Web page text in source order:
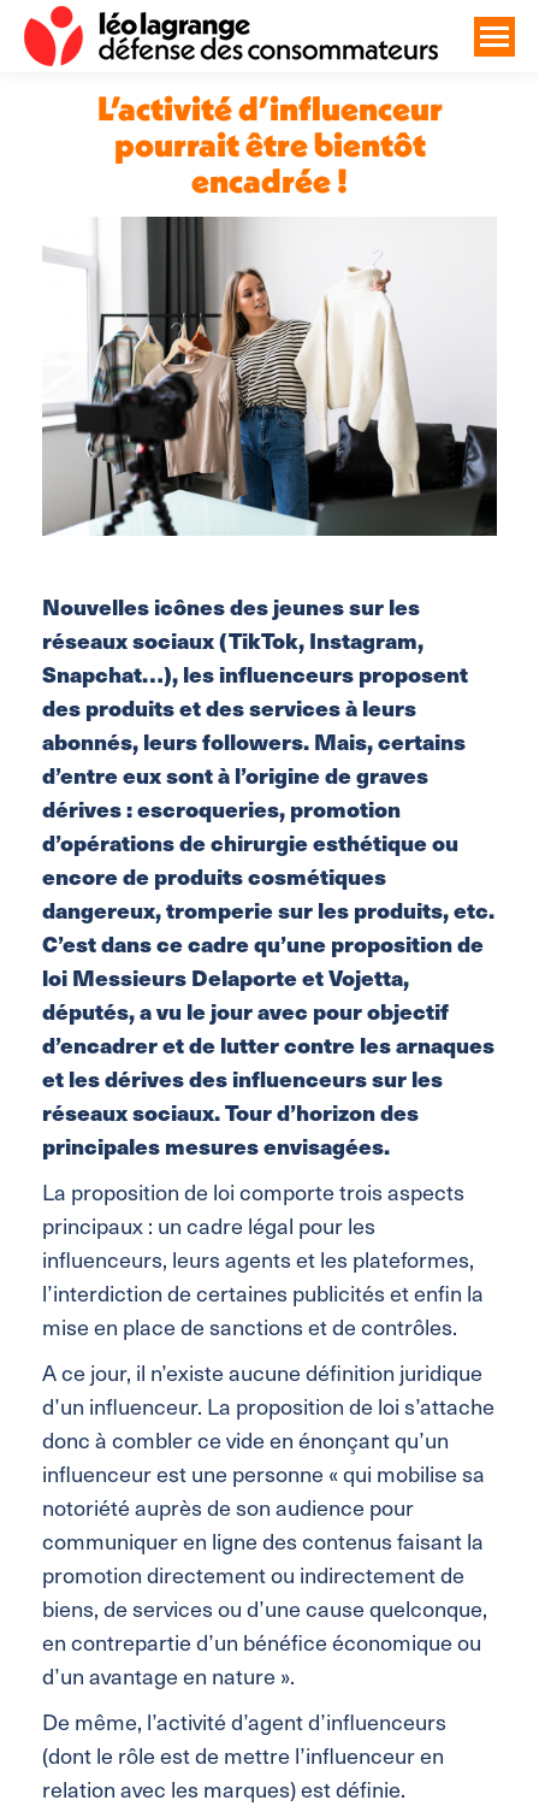
L’activité d’influenceur
pourrait être bientôt
encadrée !
Vous êtes ici :
Nouvelles icônes des jeunes sur les
réseaux sociaux (TikTok, Instagram,
Snapchat…), les influenceurs proposent
des produits et des services à leurs
abonnés, leurs followers. Mais, certains
d’entre eux sont à l’origine de graves
dérives : escroqueries, promotion
d’opérations de chirurgie esthétique ou
encore de produits cosmétiques
dangereux, tromperie sur les produits, etc.
C’est dans ce cadre qu’une proposition de
loi Messieurs Delaporte et Vojetta,
députés, a vu le jour avec pour objectif
d’encadrer et de lutter contre les arnaques
et les dérives des influenceurs sur les
réseaux sociaux. Tour d’horizon des
principales mesures envisagées.
La proposition de loi comporte trois aspects
principaux : un cadre légal pour les
influenceurs, leurs agents et les plateformes,
l’interdiction de certaines publicités et enfin la
mise en place de sanctions et de contrôles.
A ce jour, il n’existe aucune définition juridique
d’un influenceur. La proposition de loi s’attache
donc à combler ce vide en énonçant qu’un
influenceur est une personne « qui mobilise sa
notoriété auprès de son audience pour
communiquer en ligne des contenus faisant la
promotion directement ou indirectement de
biens, de services ou d’une cause quelconque,
en contrepartie d’un bénéfice économique ou
d’un avantage en nature ».
De même, l’activité d’agent d’influenceurs
(dont le rôle est de mettre l’influenceur en
relation avec les marques) est définie.